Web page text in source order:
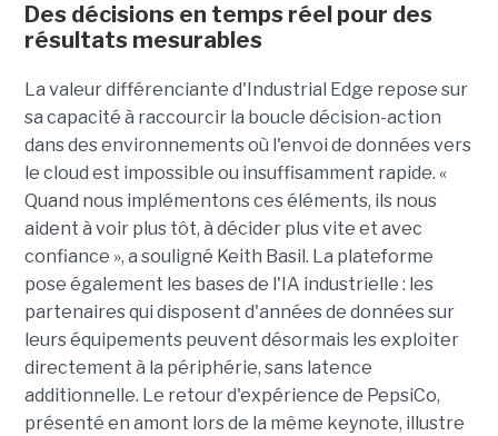
Des décisions en temps réel pour des
résultats mesurables
La valeur différenciante d'Industrial Edge repose sur
sa capacité à raccourcir la boucle décision-action
dans des environnements où l'envoi de données vers
le cloud est impossible ou insuffisamment rapide. «
Quand nous implémentons ces éléments, ils nous
aident à voir plus tôt, à décider plus vite et avec
confiance », a souligné Keith Basil. La plateforme
pose également les bases de l'IA industrielle : les
partenaires qui disposent d'années de données sur
leurs équipements peuvent désormais les exploiter
directement à la périphérie, sans latence
additionnelle. Le retour d'expérience de PepsiCo,
présenté en amont lors de la même keynote, illustre